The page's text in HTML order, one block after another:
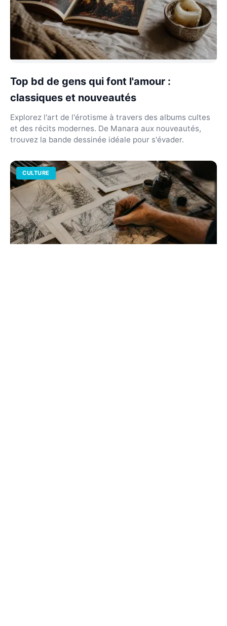
Top bd de gens qui font l'amour :
classiques et nouveautés
Explorez l'art de l'érotisme à travers des albums cultes
et des récits modernes. De Manara aux nouveautés,
trouvez la bande dessinée idéale pour s'évader.
CULTURE